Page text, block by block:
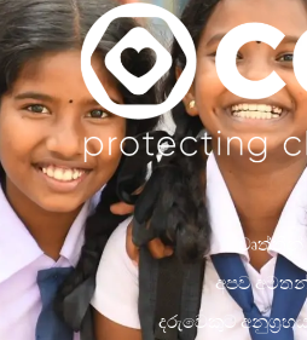
වෘත්තීන්
අපව
දරුවෙකුට